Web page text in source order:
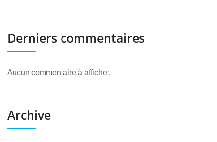
Derniers commentaires
Aucun commentaire à afficher.
Archive